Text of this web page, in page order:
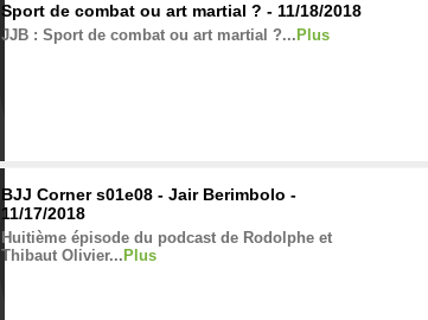
Sport de combat ou art martial ? - 11/18/2018
JJB : Sport de combat ou art martial ?... Plus
BJJ Corner s01e08 - Jair Berimbolo -
11/17/2018
Huitième épisode du podcast de Rodolphe et
Thibaut Olivier... Plus